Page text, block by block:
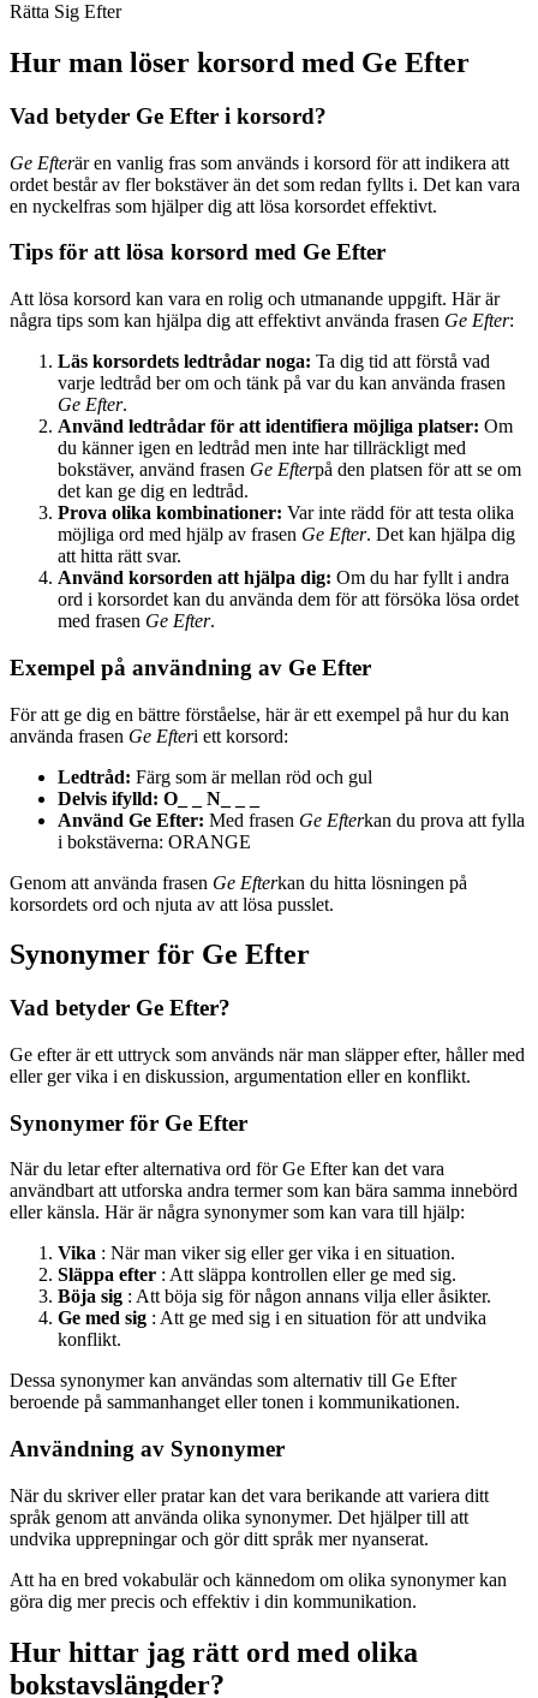
Rätta Sig Efter
Hur man löser korsord med Ge Efter
Vad betyder Ge Efter i korsord?
Ge Efterär en vanlig fras som används i korsord för att indikera att
ordet består av fler bokstäver än det som redan fyllts i. Det kan vara
en nyckelfras som hjälper dig att lösa korsordet effektivt.
Tips för att lösa korsord med Ge Efter
Att lösa korsord kan vara en rolig och utmanande uppgift. Här är
några tips som kan hjälpa dig att effektivt använda frasen Ge Efter:
Läs korsordets ledtrådar noga: Ta dig tid att förstå vad
varje ledtråd ber om och tänk på var du kan använda frasen
Ge Efter.
Använd ledtrådar för att identifiera möjliga platser: Om
du känner igen en ledtråd men inte har tillräckligt med
bokstäver, använd frasen Ge Efterpå den platsen för att se om
det kan ge dig en ledtråd.
Prova olika kombinationer: Var inte rädd för att testa olika
möjliga ord med hjälp av frasen Ge Efter. Det kan hjälpa dig
att hitta rätt svar.
Använd korsorden att hjälpa dig: Om du har fyllt i andra
ord i korsordet kan du använda dem för att försöka lösa ordet
med frasen Ge Efter.
Exempel på användning av Ge Efter
För att ge dig en bättre förståelse, här är ett exempel på hur du kan
använda frasen Ge Efteri ett korsord:
Ledtråd: Färg som är mellan röd och gul
Delvis ifylld: O_ _ N_ _ _
Använd Ge Efter: Med frasen Ge Efterkan du prova att fylla
i bokstäverna: ORANGE
Genom att använda frasen Ge Efterkan du hitta lösningen på
korsordets ord och njuta av att lösa pusslet.
Synonymer för Ge Efter
Vad betyder Ge Efter?
Ge efter är ett uttryck som används när man släpper efter, håller med
eller ger vika i en diskussion, argumentation eller en konflikt.
Synonymer för Ge Efter
När du letar efter alternativa ord för Ge Efter kan det vara
användbart att utforska andra termer som kan bära samma innebörd
eller känsla. Här är några synonymer som kan vara till hjälp:
Vika : När man viker sig eller ger vika i en situation.
Släppa efter : Att släppa kontrollen eller ge med sig.
Böja sig : Att böja sig för någon annans vilja eller åsikter.
Ge med sig : Att ge med sig i en situation för att undvika
konflikt.
Dessa synonymer kan användas som alternativ till Ge Efter
beroende på sammanhanget eller tonen i kommunikationen.
Användning av Synonymer
När du skriver eller pratar kan det vara berikande att variera ditt
språk genom att använda olika synonymer. Det hjälper till att
undvika upprepningar och gör ditt språk mer nyanserat.
Att ha en bred vokabulär och kännedom om olika synonymer kan
göra dig mer precis och effektiv i din kommunikation.
Hur hittar jag rätt ord med olika
bokstavslängder?